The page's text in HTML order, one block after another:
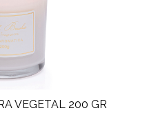
VEGETAL 200 GR